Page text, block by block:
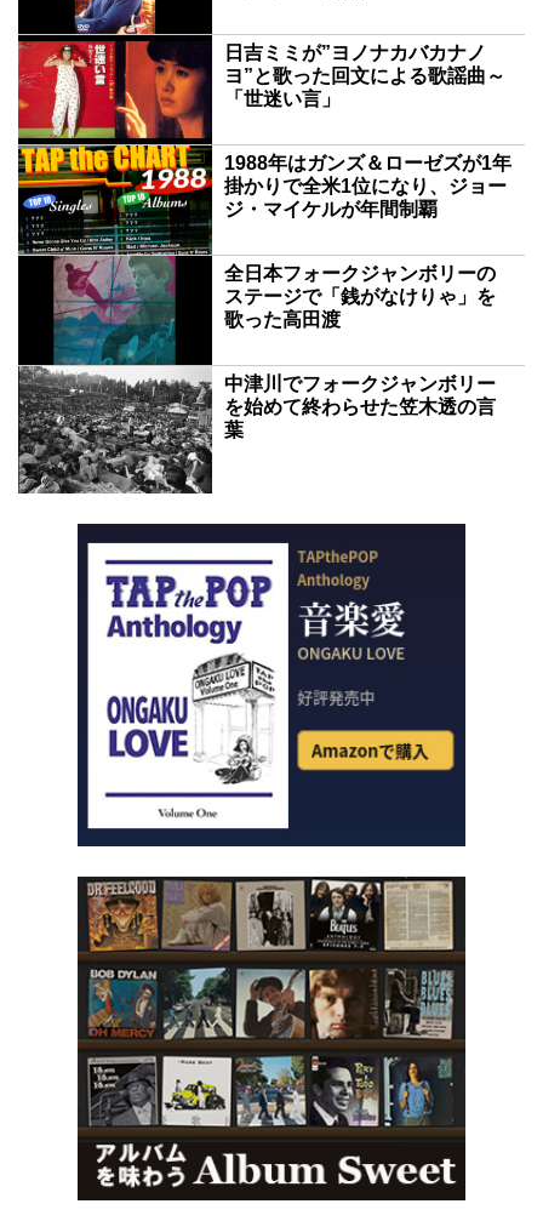
日吉ミミが”ヨノナカバカナノ
ヨ”と歌った回文による歌謡曲～
「世迷い言」
1988年はガンズ＆ローゼズが1年
掛かりで全米1位になり、ジョー
ジ・マイケルが年間制覇
全日本フォークジャンボリーの
ステージで「銭がなけりゃ」を
歌った高田渡
中津川でフォークジャンボリー
を始めて終わらせた笠木透の言
葉